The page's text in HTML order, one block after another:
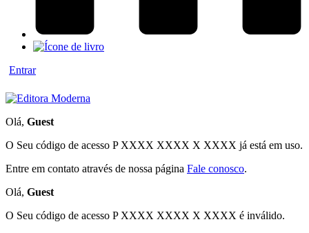
Entrar
Olá, Guest
O Seu código de acesso P XXXX XXXX X XXXX já está em uso.
Entre em contato através de nossa página Fale conosco.
Olá, Guest
O Seu código de acesso P XXXX XXXX X XXXX é inválido.